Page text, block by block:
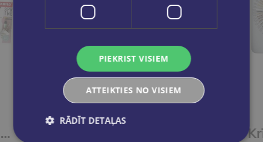
Krāsainie zīmuļi STABILO WOODY 3 in1 | 18 krāsas+ zīmuļasināmais + ota
PIEKRIST VISIEM
ATTEIKTIES NO VISIEM
RĀDĪT DETAĻAS